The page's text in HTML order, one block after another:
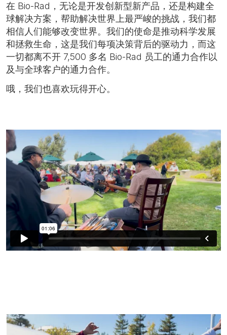
在 Bio-Rad，无论是开发创新型新产品，还是构建全
球解决方案，帮助解决世界上最严峻的挑战，我们都
相信人们能够改变世界。我们的使命是推动科学发展
和拯救生命，这是我们每项决策背后的驱动力，而这
一切都离不开 7,500 多名 Bio-Rad 员工的通力合作以
及与全球客户的通力合作。
哦，我们也喜欢玩得开心。